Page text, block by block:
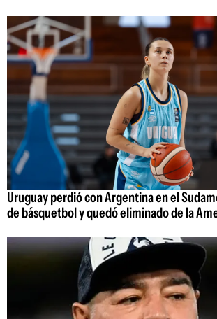
Uruguay perdió con Argentina en el
de básquetbol y quedó eliminado de la